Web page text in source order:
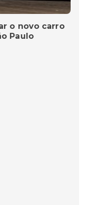
o novo carro
Paulo